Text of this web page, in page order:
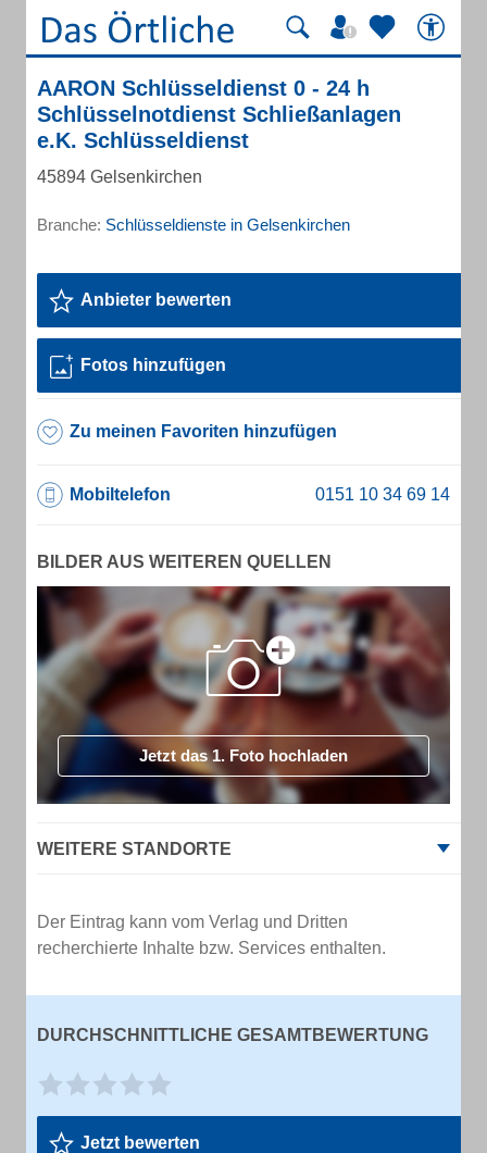
AARON Schlüsseldienst 0 - 24 h
Schlüsselnotdienst Schließanlagen
e.K. Schlüsseldienst
45894 Gelsenkirchen
Branche: Schlüsseldienste in Gelsenkirchen
Anbieter bewerten
Fotos hinzufügen
Zu meinen Favoriten hinzufügen
Mobiltelefon
BILDER AUS WEITEREN QUELLEN
Jetzt das 1. Foto hochladen
WEITERE STANDORTE
Der Eintrag kann vom Verlag und Dritten
recherchierte Inhalte bzw. Services enthalten.
DURCHSCHNITTLICHE GESAMTBEWERTUNG
Jetzt bewerten